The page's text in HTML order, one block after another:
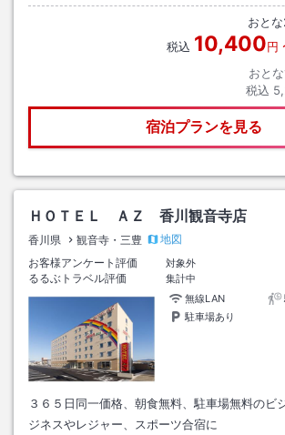
おとな
税込 10,400円
おと
税込
宿泊プランを見る
ＨＯＴＥＬ ＡＺ 香川観音寺店
香川県 観音寺・三豊
地図
お客様アンケート評価
対象外
るるぶトラベル評価
集計中
無線LAN
駐車場あり
３６５日同一価格、朝食無料、駐車場無料のビ
ジネスやレジャー、スポーツ合宿に